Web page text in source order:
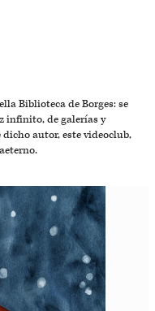
Biblioteca de Borges: se
infinito, de galerías y
autor, este videoclub,